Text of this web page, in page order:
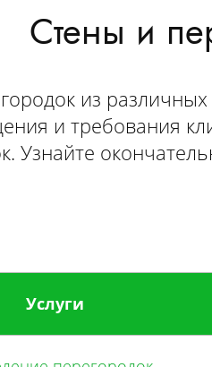
Стены и
из
и требования
Узнайте
Услуги